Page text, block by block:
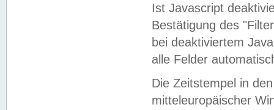
Ist Javascript
Bestätigung des
bei deaktiviertem
alle Felder
Die Zeitstempel in
mitteleuropäischer